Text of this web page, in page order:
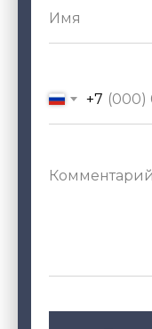
+7